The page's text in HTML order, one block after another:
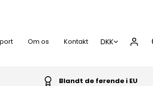
Om os Kontakt
Blandt de førende i EU